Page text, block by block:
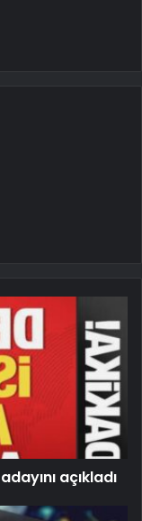
açıkladı